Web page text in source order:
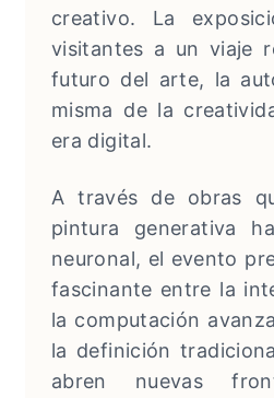
creativo. La
visitantes a un viaje
futuro del arte, la
misma de la
era digital.
A través de obras
pintura generativa
neuronal, el evento
fascinante entre la
la computación
la definición
abren nuevas